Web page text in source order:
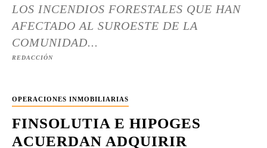
LOS INCENDIOS FORESTALES QUE HAN
AFECTADO AL SUROESTE DE LA
COMUNIDAD...
REDACCIÓN
OPERACIONES INMOBILIARIAS
FINSOLUTIA E HIPOGES
ACUERDAN ADQUIRIR